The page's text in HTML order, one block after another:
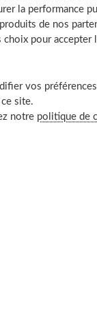
»
lorsque
élever sa
de la
vous
la performance
de nos
choix pour
vos
site.
notre politique de